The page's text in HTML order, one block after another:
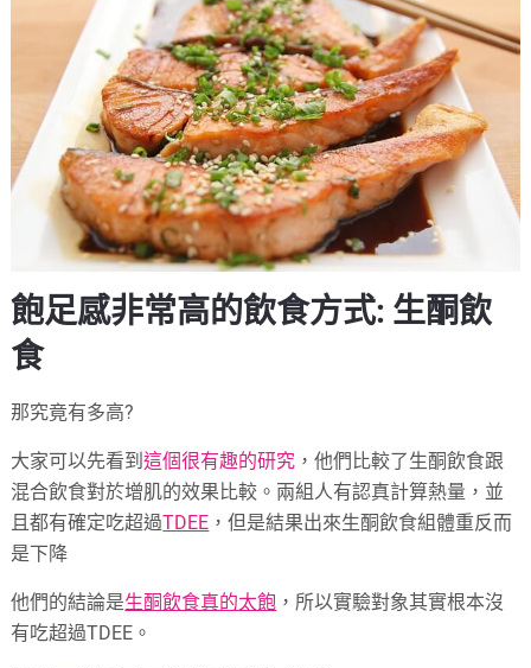
飽足感非常高的飲食方式: 生酮飲
食
那究竟有多高?
大家可以先看到這個很有趣的研究 ，他們比較了生酮飲食跟
混合飲食對於增肌的效果比較。兩組人有認真計算熱量，並
且都有確定吃超過TDEE ，但是結果出來生酮飲食組體重反而
是下降
他們的結論是生酮飲食真的太飽 ，所以實驗對象其實根本沒
有吃超過TDEE。